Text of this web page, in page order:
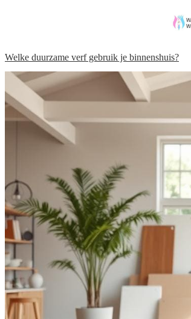
Welke duurzame verf gebruik je binnenshuis?